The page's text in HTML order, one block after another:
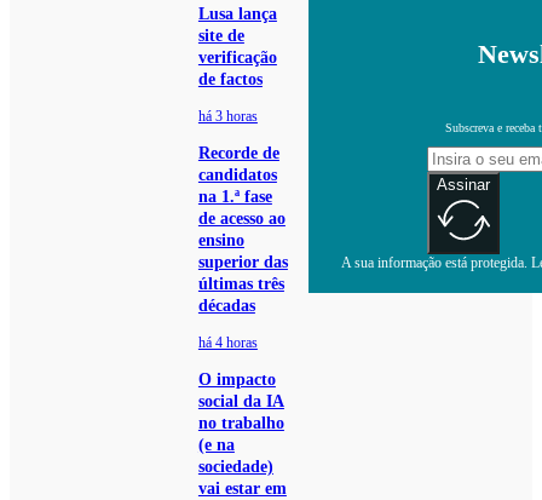
Lusa lança
site de
verificação
de factos
há 3 horas
Recorde de
candidatos
na 1.ª fase
de acesso ao
ensino
superior das
últimas três
décadas
há 4 horas
O impacto
social da IA
no trabalho
(e na
sociedade)
vai estar em
Subscreva e receba
Assinar
A sua informação está protegida.